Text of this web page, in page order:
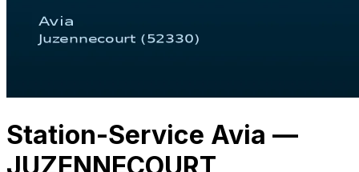
Station-Service Avia —